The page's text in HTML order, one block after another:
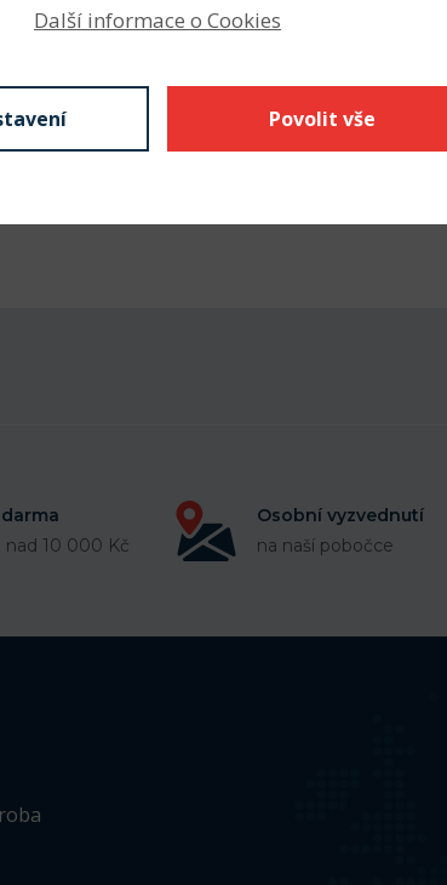
N drážka
C4,
kroužku.
Počet řad
Vnější průměr (mm)
nad 10 000 Kč
Osobní vyzvednutí
na naší pobočce
Další informace o Cookies
Povolit vše